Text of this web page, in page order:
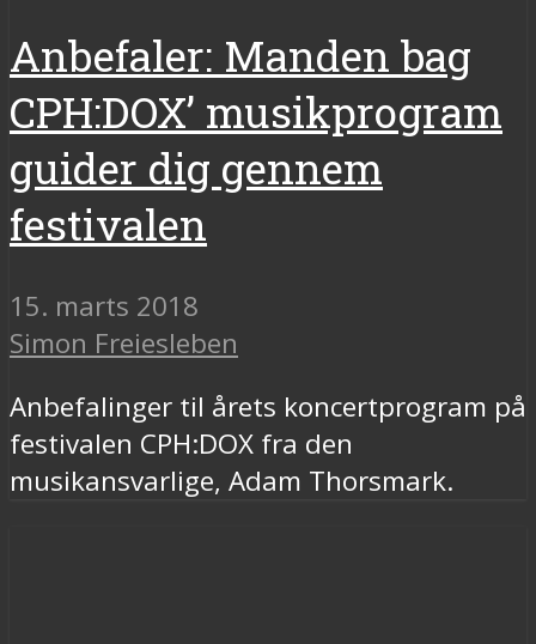
Anbefaler: Manden bag
CPH:DOX’ musikprogram
guider dig gennem
festivalen
15. marts 2018
Simon Freiesleben
Anbefalinger til årets koncertprogram på
festivalen CPH:DOX fra den
musikansvarlige, Adam Thorsmark.